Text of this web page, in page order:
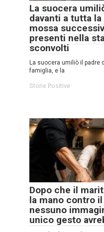
La suocera
davanti a tutta
mossa
presenti nella
sconvolti
La suocera umiliò il padre
famiglia, e la
Storie Positive
Dopo che il
la mano contro
nessuno
unico gesto